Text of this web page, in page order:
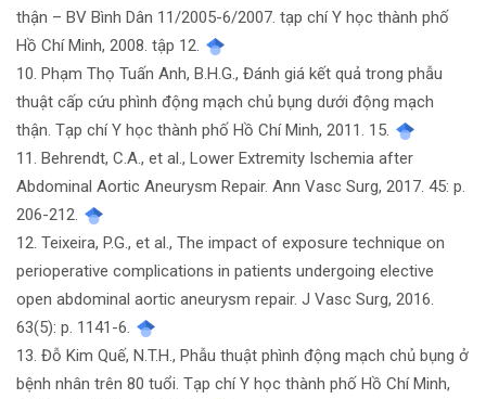
thận – BV Bình Dân 11/2005-6/2007. tạp chí Y học thành phố
Hồ Chí Minh, 2008. tập 12.
10. Phạm Thọ Tuấn Anh, B.H.G., Đánh giá kết quả trong phẫu
thuật cấp cứu phình động mạch chủ bụng dưới động mạch
thận. Tạp chí Y học thành phố Hồ Chí Minh, 2011. 15.
11. Behrendt, C.A., et al., Lower Extremity Ischemia after
Abdominal Aortic Aneurysm Repair. Ann Vasc Surg, 2017. 45: p.
206-212.
12. Teixeira, P.G., et al., The impact of exposure technique on
perioperative complications in patients undergoing elective
open abdominal aortic aneurysm repair. J Vasc Surg, 2016.
63(5): p. 1141-6.
13. Đỗ Kim Quế, N.T.H., Phẫu thuật phình động mạch chủ bụng ở
bệnh nhân trên 80 tuổi. Tạp chí Y học thành phố Hồ Chí Minh,